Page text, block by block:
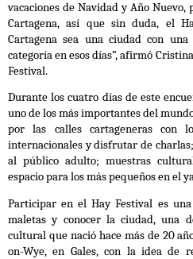
vacaciones de Navidad y Año
Cartagena, así que sin duda, el
Cartagena sea una ciudad con
categoría en esos días”, afirmó
Festival.
Durante los cuatro días de este
uno de los más importantes del
por las calles cartageneras con
internacionales y disfrutar de
al público adulto; muestras
espacio para los más pequeños en el
Participar en el Hay Festival es
maletas y conocer la ciudad, una
cultural que nació hace más de 20
on-Wye, en Gales, con la idea de